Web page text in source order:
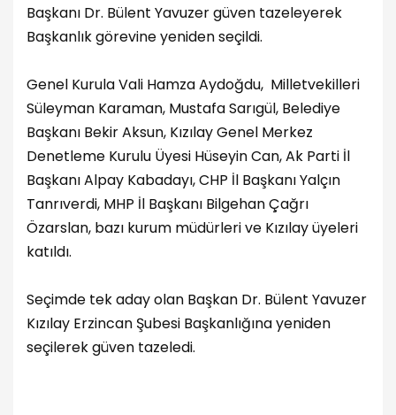
Başkanı Dr. Bülent Yavuzer güven tazeleyerek
Başkanlık görevine yeniden seçildi.
Genel Kurula Vali Hamza Aydoğdu, Milletvekilleri
Süleyman Karaman, Mustafa Sarıgül, Belediye
Başkanı Bekir Aksun, Kızılay Genel Merkez
Denetleme Kurulu Üyesi Hüseyin Can, Ak Parti İl
Başkanı Alpay Kabadayı, CHP İl Başkanı Yalçın
Tanrıverdi, MHP İl Başkanı Bilgehan Çağrı
Özarslan, bazı kurum müdürleri ve Kızılay üyeleri
katıldı.
Seçimde tek aday olan Başkan Dr. Bülent Yavuzer
Kızılay Erzincan Şubesi Başkanlığına yeniden
seçilerek güven tazeledi.